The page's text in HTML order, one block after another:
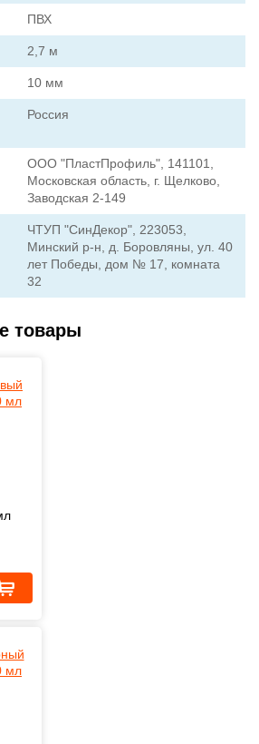
ПВХ
2,7 м
10 мм
Россия
ООО "ПластПрофиль", 141101,
Московская область, г. Щелково,
Заводская 2-149
ЧТУП "СинДекор", 223053,
Минский р-н, д. Боровляны, ул. 40
лет Победы, дом № 17, комната
32
товары